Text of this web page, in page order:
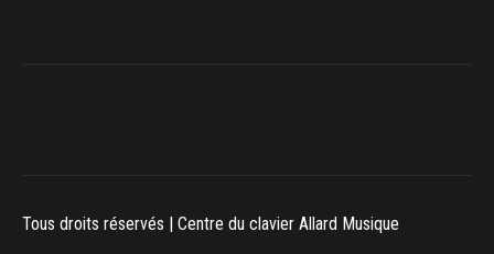
Tous droits réservés | Centre du clavier Allard Musique